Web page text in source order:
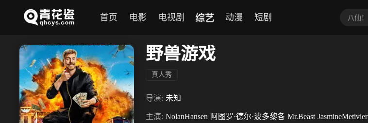
首页 电影 电视剧 综艺 动漫 短剧
野兽游戏
真人秀
导演: 未知
主演: NolanHansen 阿图罗·德尔·波多黎各 Mr.Beast JasmineMetivier